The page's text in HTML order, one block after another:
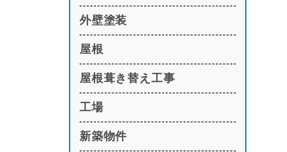
外壁塗装
屋根
屋根葺き替え工事
工場
新築物件